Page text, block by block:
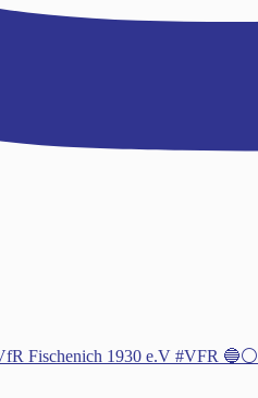
Fischenich 1930 e.V #VFR 🔵⚪️